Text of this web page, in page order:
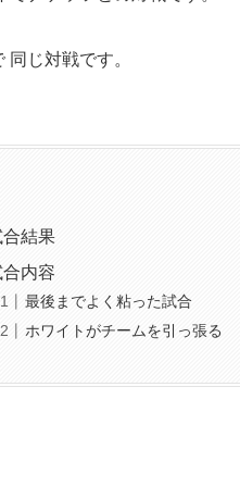
同じ対戦です。
合結果
合内容
最後までよく粘った試合
ホワイトがチームを引っ張る